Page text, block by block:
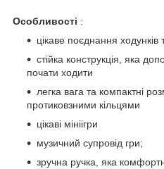
Особливості :
цікаве поєднання ходунків
стійка конструкція, яка
почати ходити
легка вага та компактні
протиковзними кільцями
цікаві мініігри
музичний супровід гри;
зручна ручка, яка